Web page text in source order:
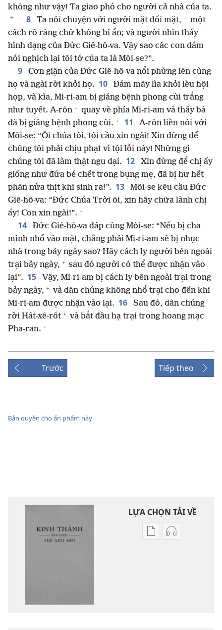
không như vậy! Ta giao phó cho người cả nhà của ta.
* + 8 Ta nói chuyện với người mặt đối mặt, + một
cách rõ ràng chứ không bí ẩn; và người nhìn thấy
hình dạng của Đức Giê-hô-va. Vậy sao các con dám
nói nghịch lại tôi tớ của ta là Môi-se?”.
9
Cơn giận của Đức Giê-hô-va nổi phừng lên cùng
họ và ngài rời khỏi họ. 10
Đám mây lìa khỏi lều hội
họp, và kìa, Mi-ri-am bị giáng bệnh phong cùi trắng
như tuyết. A-rôn + quay về phía Mi-ri-am và thấy bà
đã bị giáng bệnh phong cùi. + 11
A-rôn liền nói với
Môi-se: “Ôi chúa tôi, tôi cầu xin ngài! Xin đừng để
chúng tôi phải chịu phạt vì tội lỗi này! Những gì
chúng tôi đã làm thật ngu dại. 12
Xin đừng để chị ấy
giống như đứa bé chết trong bụng mẹ, đã bị hư hết
phân nửa thịt khi sinh ra!”. 13
Môi-se kêu cầu Đức
Giê-hô-va: “Đức Chúa Trời ôi, xin hãy chữa lành chị
ấy! Con xin ngài!”. +
14
Đức Giê-hô-va đáp cùng Môi-se: “Nếu bị cha
mình nhổ vào mặt, chẳng phải Mi-ri-am sẽ bị nhục
nhã trong bảy ngày sao? Hãy cách ly người bên ngoài
trại bảy ngày, + sau đó người có thể được nhận vào
lại”. 15
Vậy, Mi-ri-am bị cách ly bên ngoài trại trong
bảy ngày, + và dân chúng không nhổ trại cho đến khi
Mi-ri-am được nhận vào lại. 16
Sau đó, dân chúng
rời Hát-xê-rốt + và bắt đầu hạ trại trong hoang mạc
Pha-ran. +
Trước Tiếp theo
Bản quyền cho ấn phẩm này
LỰA CHỌN TẢI VỀ
Tùy
Tùy